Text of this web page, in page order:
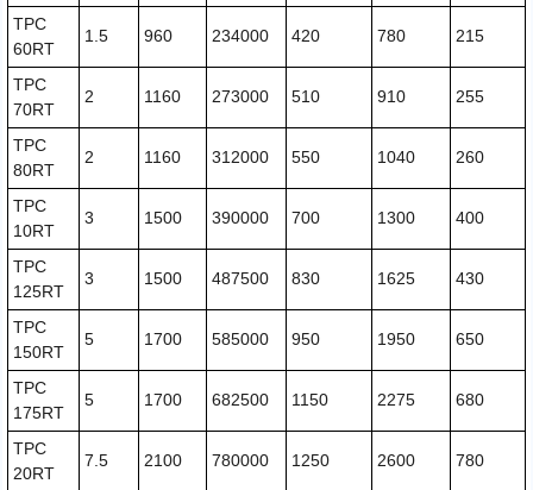
TPC
60RT
1.5 960 234000 420 780 215
TPC
70RT
2 1160 273000 510 910 255
TPC
80RT
2 1160 312000 550 1040 260
TPC
10RT
3 1500 390000 700 1300 400
TPC
125RT
3 1500 487500 830 1625 430
TPC
150RT
5 1700 585000 950 1950 650
TPC
175RT
5 1700 682500 1150 2275 680
TPC
20RT
7.5 2100 780000 1250 2600 780